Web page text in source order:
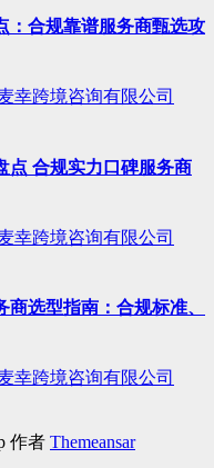
：合规靠谱服务商甄选攻
幸跨境咨询有限公司
点 合规实力口碑服务商
幸跨境咨询有限公司
选型指南：合规标准、
幸跨境咨询有限公司
作者 Themeansar